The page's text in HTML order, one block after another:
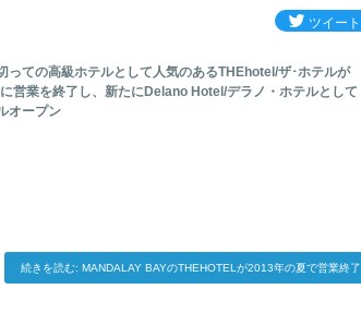
っての高級ホテルとして人気のあるTHEhotel/ザ･ホテルが
営業を終了し、新たにDelano Hotel/デラノ・ホテルとして
オープン
続きを読む: MANDALAY BAYのTHEHOTELが2013年の夏で営業終了
ツイート